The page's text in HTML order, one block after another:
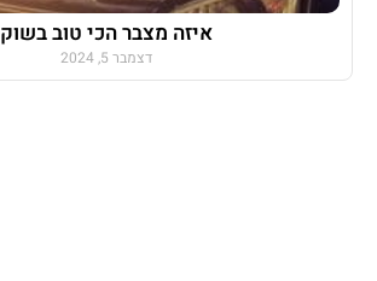
איזה מצבר הכי טוב בשוק
דצמבר 5, 2024